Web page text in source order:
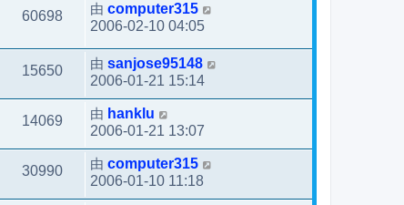
60698 由 computer315
2006-02-10 04:05
15650 由 sanjose95148
2006-01-21 15:14
14069 由 hanklu
2006-01-21 13:07
30990 由 computer315
2006-01-10 11:18